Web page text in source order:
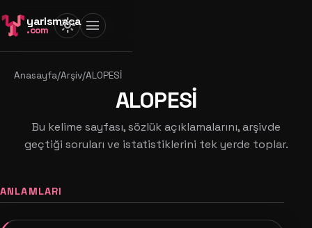
yarismaca
.com light_mode menu
Anasayfa/Arşiv/ALOPESİ
ALOPESİ
Bu kelime sayfası, sözlük açıklamalarını, arşivde
geçtiği soruları ve istatistiklerini tek yerde toplar.
ANLAMLARI